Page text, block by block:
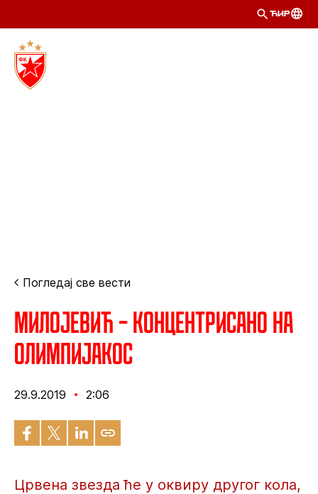
ЋИР
Погледај све вести
Милојевић – Концентрисано на
Олимпијакос
29.9.2019 2:06
Црвена звезда ће у оквиру другог кола,